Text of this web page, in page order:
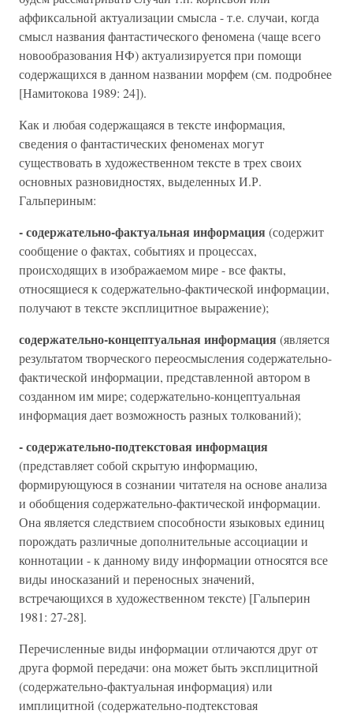
аффиксальной актуализации смысла - т.е. случаи, когда
смысл названия фантастического феномена (чаще всего
новообразования НФ) актуализируется при помощи
содержащихся в данном названии морфем (см. подробнее
[Намитокова 1989: 24]).
Как и любая содержащаяся в тексте информация,
сведения о фантастических феноменах могут
существовать в художественном тексте в трех своих
основных разновидностях, выделенных И.Р.
Гальпериным:
- содержательно-фактуальная информация (содержит
сообщение о фактах, событиях и процессах,
происходящих в изображаемом мире - все факты,
относящиеся к содержательно-фактической информации,
получают в тексте эксплицитное выражение);
содержательно-концептуальная информация (является
результатом творческого переосмысления содержательно-
фактической информации, представленной автором в
созданном им мире; содержательно-концептуальная
информация дает возможность разных толкований);
- содержательно-подтекстовая информация
(представляет собой скрытую информацию,
формирующуюся в сознании читателя на основе анализа
и обобщения содержательно-фактической информации.
Она является следствием способности языковых единиц
порождать различные дополнительные ассоциации и
коннотации - к данному виду информации относятся все
виды иносказаний и переносных значений,
встречающихся в художественном тексте) [Гальперин
1981: 27-28].
Перечисленные виды информации отличаются друг от
друга формой передачи: она может быть эксплицитной
(содержательно-фактуальная информация) или
имплицитной (содержательно-подтекстовая